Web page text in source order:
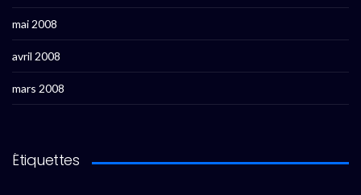
mai 2008
avril 2008
mars 2008
Étiquettes